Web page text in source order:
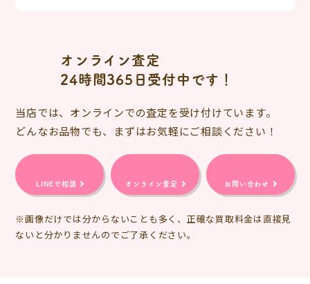
オンライン査定
24時間365日受付中です！
当店では、オンラインでの査定を受け付けています。
どんなお品物でも、まずはお気軽にご相談ください！
LINEで相談 オンライン査定 お問い合わせ
※画像だけでは分からないことも多く、正確な買取料金は直接見
ないと分かりませんのでご了承ください。